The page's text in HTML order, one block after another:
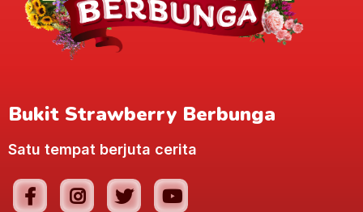
Bukit Strawberry Berbunga
Satu tempat berjuta cerita